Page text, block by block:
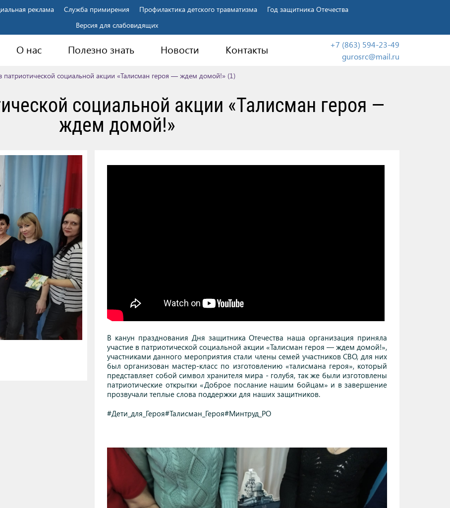
реклама Служба примирения Профилактика детского травматизма
Год защитника Отечества
Версия для слабовидящих
О нас Полезно знать Новости Контакты
+7 (863) 594-23-49
gurosrc@mail.ru
патриотической социальной акции «Талисман героя — ждем домой!» (1)
социальной акции «Талисман героя —
ждем домой!»
В канун празднования Дня защитника Отечества наша организация приняла
участие в патриотической социальной акции «Талисман героя — ждем домой!»,
участниками данного мероприятия стали члены семей участников СВО, для них
был организован мастер-класс по изготовлению «талисмана героя», который
представляет собой символ хранителя мира - голубя, так же были изготовлены
патриотические открытки «Доброе послание нашим бойцам» и в завершение
прозвучали теплые слова поддержки для наших защитников.
#Дети_для_Героя#Талисман_Героя#Минтруд_РО